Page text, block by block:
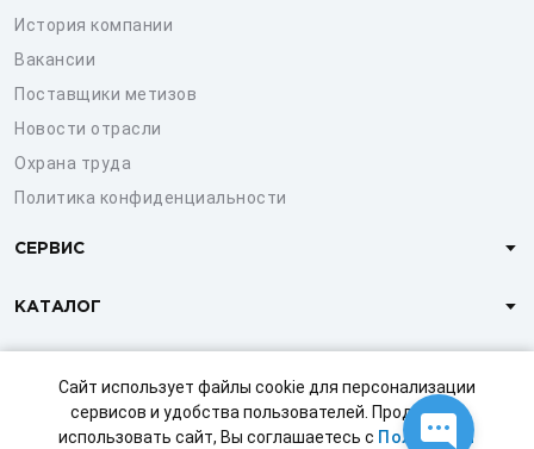
Сайт использует файлы cookie для персонализации
сервисов и удобства пользователей. Продолжая
использовать сайт, Вы соглашаетесь с Политикой
История компании
Вакансии
Поставщики метизов
Новости отрасли
Охрана труда
Политика конфиденциальности
СЕРВИС
КАТАЛОГ